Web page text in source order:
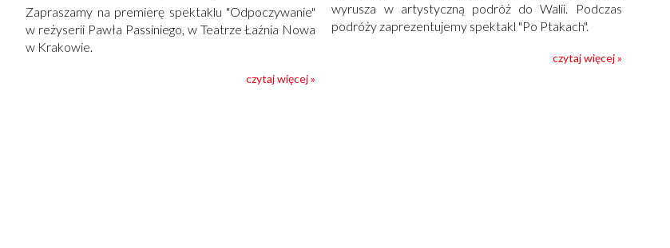
Zapraszamy na premierę spektaklu "Odpoczywanie"
w reżyserii Pawła Passiniego, w Teatrze Łaźnia Nowa
w Krakowie.
czytaj więcej »
wyrusza w artystyczną podróż do Walii. Podczas
podróży zaprezentujemy spektakl "Po Ptakach".
czytaj więcej »